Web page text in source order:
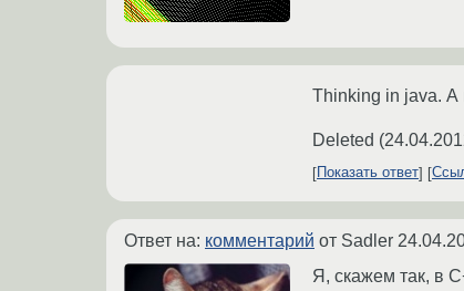
Thinking in java. А
Deleted (
Показать ответ
Ответ на: комментарий от Sadler
Я, скажем так, в